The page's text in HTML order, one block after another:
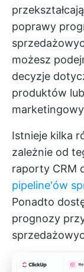
poprawy
możesz
decyzje
produktów
Istnieje kilka
zależnie od
raporty CRM
pipeline'ów
Ponadto
prognozy